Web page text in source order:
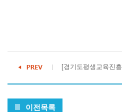
[경기도평생교육진
이전목록